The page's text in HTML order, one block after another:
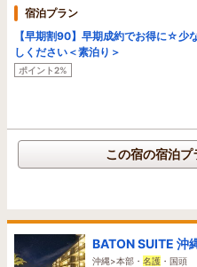
宿泊プラン
【早期割90】早期成約でお得に☆少
しください＜素泊り＞
ポイント2%
この宿の宿泊プ
BATON SUITE 沖
沖縄>本部・ 名護 ・国頭